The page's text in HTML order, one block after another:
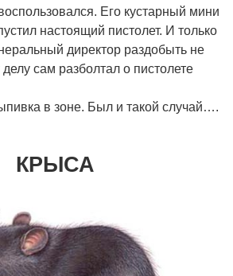
Его кустарный мини
настоящий пистолет. И только
директор раздобыть не
сам разболтал о пистолете
в зоне. Был и такой случай….
КРЫСА